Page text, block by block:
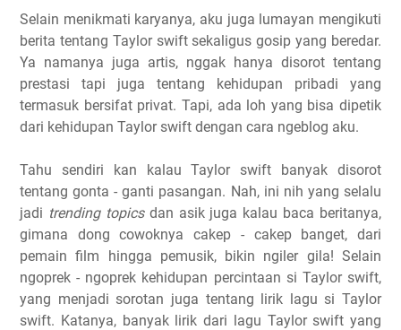
Selain menikmati karyanya, aku juga lumayan mengikuti
berita tentang Taylor swift sekaligus gosip yang beredar.
Ya namanya juga artis, nggak hanya disorot tentang
prestasi tapi juga tentang kehidupan pribadi yang
termasuk bersifat privat. Tapi, ada loh yang bisa dipetik
dari kehidupan Taylor swift dengan cara ngeblog aku.
Tahu sendiri kan kalau Taylor swift banyak disorot
tentang gonta - ganti pasangan. Nah, ini nih yang selalu
jadi trending topicsdan asik juga kalau baca beritanya,
gimana dong cowoknya cakep - cakep banget, dari
pemain film hingga pemusik, bikin ngiler gila! Selain
ngoprek - ngoprek kehidupan percintaan si Taylor swift,
yang menjadi sorotan juga tentang lirik lagu si Taylor
swift. Katanya, banyak lirik dari lagu Taylor swift yang